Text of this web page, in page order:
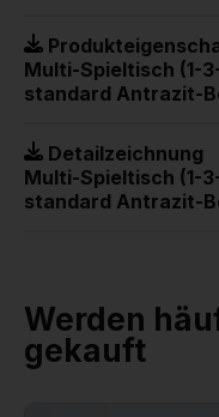
Multi-Spieltisch (1-
standard Antrazit-
Detailzeichnung
Multi-Spieltisch (1-
standard Antrazit-
Werden
gekauft